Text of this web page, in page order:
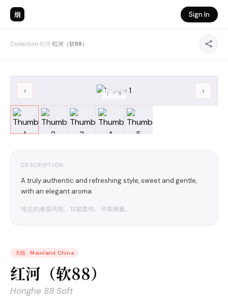
烟 Sign In
Collection›红河›红河（软88）
‹ ›
1/5
DESCRIPTION
A truly authentic and refreshing style, sweet and gentle,
with an elegant aroma.
纯正的清香风格，甘甜柔纯、芳香清雅。
大陆 · Mainland China
红河（软88）
Honghe 88 Soft